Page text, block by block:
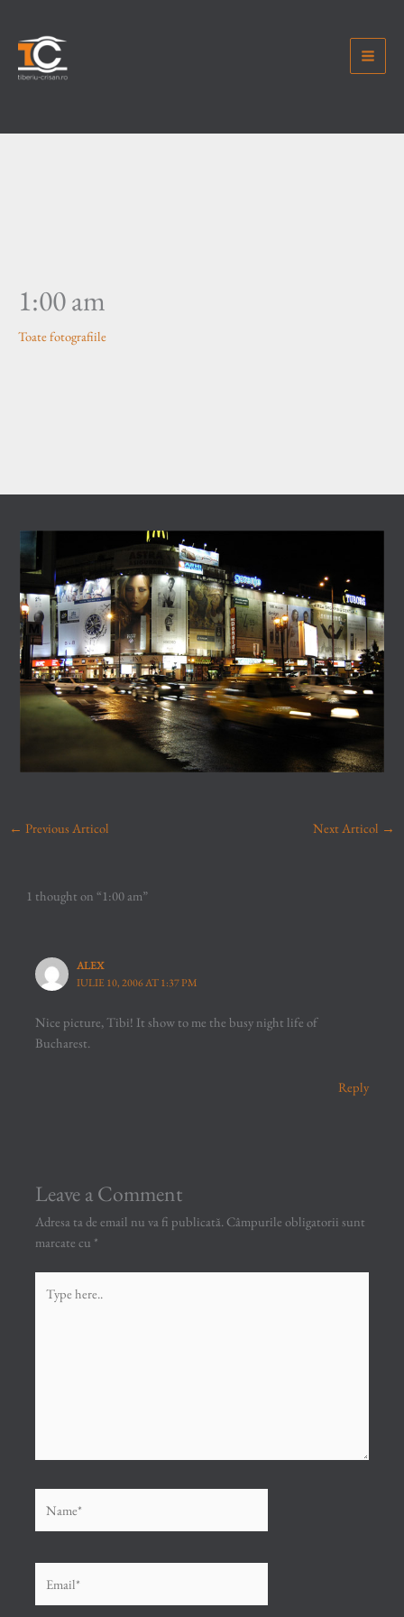
content
1:00 am
Toate fotografiile
← Previous Articol Next Articol →
1 thought on “1:00 am”
ALEX
IULIE 10, 2006 AT 1:37 PM
Nice picture, Tibi! It show to me the busy night life of
Bucharest.
Reply
Leave a Comment
Adresa ta de email nu va fi publicată. Câmpurile obligatorii sunt
marcate cu *
here..